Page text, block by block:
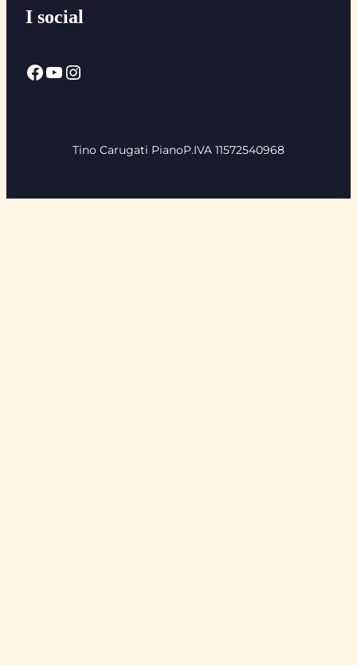
I social
Facebook YouTube Instagram
Tino Carugati PianoP.IVA 11572540968